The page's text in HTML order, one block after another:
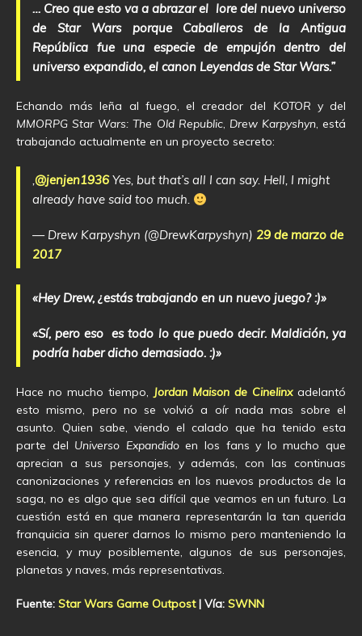
… Creo que esto va a abrazar el lore del nuevo universo
de Star Wars porque Caballeros de la Antigua
República fue una especie de empujón dentro del
universo expandido, el canon Leyendas de Star Wars.”
Echando más leña al fuego, el creador del KOTOR y del
MMORPG Star Wars: The Old Republic, Drew Karpyshyn, está
trabajando actualmente en un proyecto secreto:
,@jenjen1936Yes, but that’s all I can say. Hell, I might
already have said too much.
— Drew Karpyshyn (@DrewKarpyshyn) 29 de marzo de
2017
«Hey Drew, ¿estás trabajando en un nuevo juego? :)»
«Sí, pero eso es todo lo que puedo decir. Maldición, ya
podría haber dicho demasiado. :)»
Hace no mucho tiempo, Jordan Maison de Cinelinxadelantó
esto mismo, pero no se volvió a oír nada mas sobre el
asunto. Quien sabe, viendo el calado que ha tenido esta
parte del Universo Expandidoen los fans y lo mucho que
aprecian a sus personajes, y además, con las continuas
canonizaciones y referencias en los nuevos productos de la
saga, no es algo que sea difícil que veamos en un futuro. La
cuestión está en que manera representarán la tan querida
franquicia sin querer darnos lo mismo pero manteniendo la
esencia, y muy posiblemente, algunos de sus personajes,
planetas y naves, más representativas.
Fuente: Star Wars Game Outpost | Vía: SWNN